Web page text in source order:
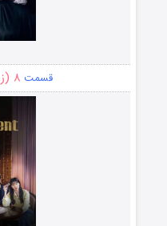
قسمت ۸ (زیرنویس)